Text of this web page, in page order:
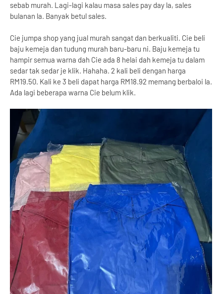
sebab murah. Lagi-lagi kalau masa sales pay day la, sales
bulanan la. Banyak betul sales.
Cie jumpa shop yang jual murah sangat dan berkualiti. Cie beli
baju kemeja dan tudung murah baru-baru ni. Baju kemeja tu
hampir semua warna dah Cie ada 8 helai dah kemeja tu dalam
sedar tak sedar je klik. Hahaha. 2 kali beli dengan harga
RM19.50. Kali ke 3 beli dapat harga RM18.92 memang berbaloi la.
Ada lagi beberapa warna Cie belum klik.